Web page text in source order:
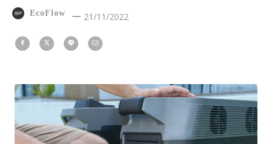
EcoFlow 21/11/2022